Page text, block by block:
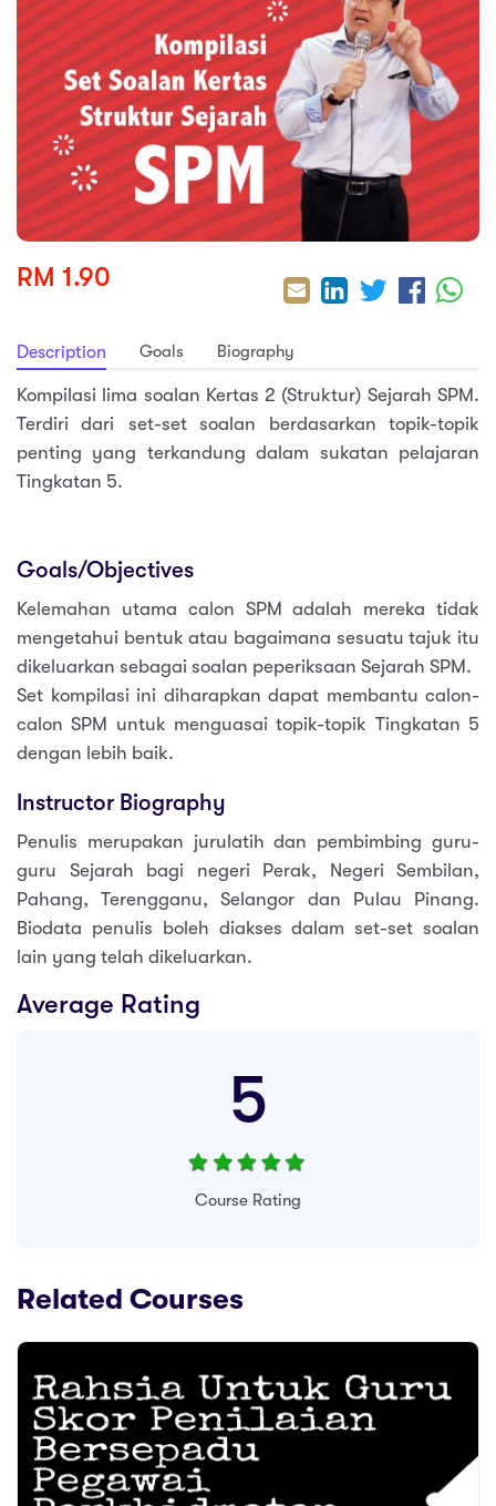
5
4
(SJKT)
& Spirituality
RM 1.90
Description Goals Biography
Kompilasi lima soalan Kertas 2 (Struktur) Sejarah SPM.
Terdiri dari set-set soalan berdasarkan topik-topik
penting yang terkandung dalam sukatan pelajaran
Tingkatan 5.
Goals/Objectives
Kelemahan utama calon SPM adalah mereka tidak
mengetahui bentuk atau bagaimana sesuatu tajuk itu
dikeluarkan sebagai soalan peperiksaan Sejarah SPM.
Set kompilasi ini diharapkan dapat membantu calon-
calon SPM untuk menguasai topik-topik Tingkatan 5
dengan lebih baik.
Instructor Biography
Penulis merupakan jurulatih dan pembimbing guru-
guru Sejarah bagi negeri Perak, Negeri Sembilan,
Pahang, Terengganu, Selangor dan Pulau Pinang.
Biodata penulis boleh diakses dalam set-set soalan
lain yang telah dikeluarkan.
Average Rating
5
Course Rating
Related Courses